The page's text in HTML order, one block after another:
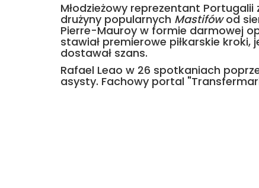
Młodzieżowy reprezentant
drużyny popularnych Mastifówod
Pierre-Mauroy w formie darmowej
stawiał premierowe piłkarskie
dostawał szans.
Rafael Leao w 26 spotkaniach
asysty. Fachowy portal